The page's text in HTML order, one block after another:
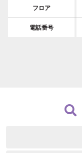
フロア
電話番号